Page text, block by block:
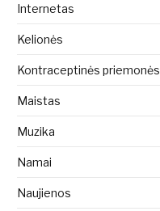
Internetas
Kelionės
Kontraceptinės priemonės
Maistas
Muzika
Namai
Naujienos